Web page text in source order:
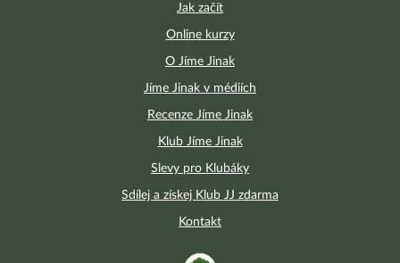
Jak začít
Online kurzy
O Jíme Jinak
Jíme Jinak v médiích
Recenze Jíme Jinak
Klub Jíme Jinak
Slevy pro Klubáky
Sdílej a získej Klub JJ zdarma
Kontakt